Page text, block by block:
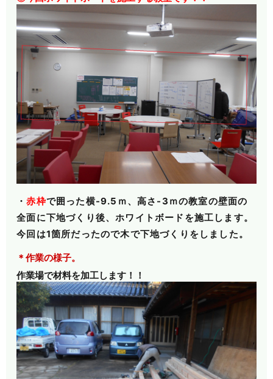
・赤枠で囲った横-9.5ｍ、高さ-3ｍの教室の壁面の
全面に下地づくり後、ホワイトボードを施工します。
今回は1箇所だったので木で下地づくりをしました。
＊作業の様子。
作業場で材料を加工します！！